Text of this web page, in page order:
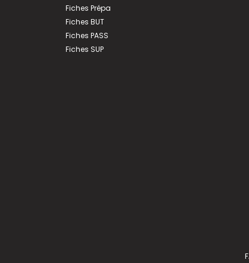
Fiches Prépa
Fiches BUT
Fiches PASS
Fiches SUP